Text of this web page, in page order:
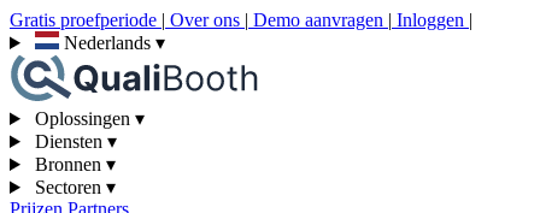
Gratis proefperiode | Over ons | Demo aanvragen | Inloggen |
Nederlands ▾
Oplossingen ▾
Diensten ▾
Bronnen ▾
Sectoren ▾
Prijzen Partners